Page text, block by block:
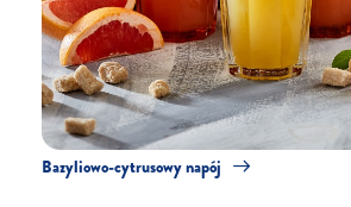
Bazyliowo-cytrusowy napój